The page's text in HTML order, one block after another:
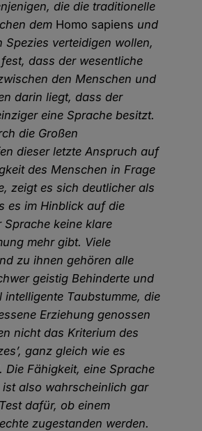
die die traditionelle
dem Homo sapiens und
Spezies verteidigen wollen,
dass der wesentliche
den Menschen und
darin liegt, dass der
eine Sprache besitzt.
die Großen
dieser letzte Anspruch auf
des Menschen in Frage
zeigt es sich deutlicher als
es im Hinblick auf die
Sprache keine klare
mehr gibt. Viele
zu ihnen gehören alle
geistig Behinderte und
intelligente Taubstumme, die
Erziehung genossen
nicht das Kriterium des
ganz gleich wie es
Die Fähigkeit, eine Sprache
also wahrscheinlich gar
dafür, ob einem
zugestanden werden.